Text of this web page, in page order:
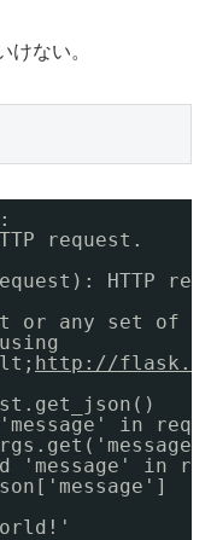
けない。
request.
HTTP
or any set of
http://
in
'message' in